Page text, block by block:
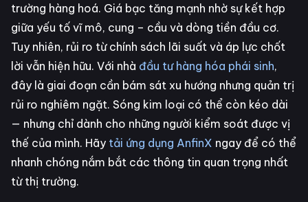
trường hàng hoá. Giá bạc tăng mạnh nhờ sự kết hợp
giữa yếu tố vĩ mô, cung – cầu và dòng tiền đầu cơ.
Tuy nhiên, rủi ro từ chính sách lãi suất và áp lực chốt
lời vẫn hiện hữu. Với nhà đầu tư hàng hóa phái sinh,
đây là giai đoạn cần bám sát xu hướng nhưng quản trị
rủi ro nghiêm ngặt. Sóng kim loại có thể còn kéo dài
— nhưng chỉ dành cho những người kiểm soát được vị
thế của mình. Hãy tải ứng dụng AnfinX ngay để có thể
nhanh chóng nắm bắt các thông tin quan trọng nhất
từ thị trường.